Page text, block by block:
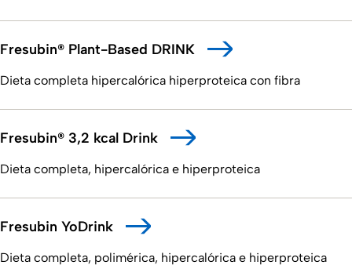
Dieta completa hipercalórica hiperproteica con fibra
Fresubin® Plant-Based DRINK
Dieta completa, hipercalórica e hiperproteica
Fresubin® 3,2 kcal Drink
Dieta completa, polimérica, hipercalórica e hiperproteica
Fresubin YoDrink